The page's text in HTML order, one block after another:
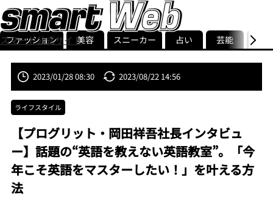
スマート公式サイト
smart最新号
記事一覧ランキング
ストリ
ファッション 美容 スニーカー 占い 芸能 グル
2023/01/28 08:30 2023/08/22 14:56
ライフスタイル
【プログリット・岡田祥吾社長インタビュ
ー】話題の“英語を教えない英語教室”。「今
年こそ英語をマスターしたい！」を叶える方
法